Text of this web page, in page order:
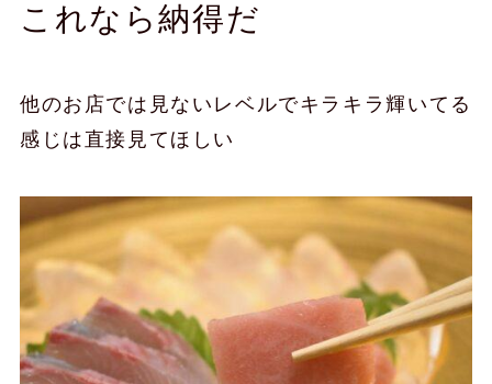
これなら納得だ
他のお店では見ないレベルでキラキラ輝いてる
感じは直接見てほしい